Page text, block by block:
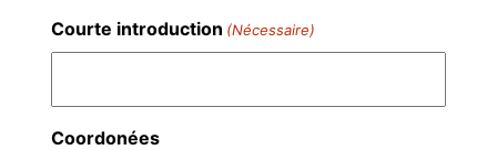
Courte introduction (Nécessaire)
Coordonées